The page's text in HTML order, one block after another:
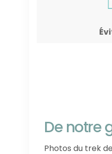
De notre
Photos du trek